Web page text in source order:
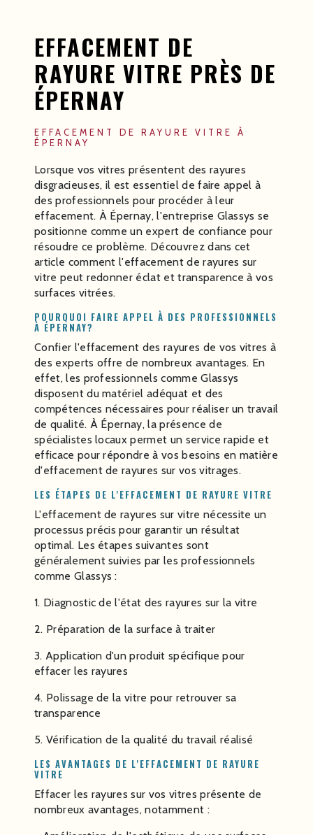
EFFACEMENT DE
RAYURE VITRE PRÈS DE
ÉPERNAY
EFFACEMENT DE RAYURE VITRE À
ÉPERNAY
Lorsque vos vitres présentent des rayures
disgracieuses, il est essentiel de faire appel à
des professionnels pour procéder à leur
effacement. À Épernay, l'entreprise Glassys se
positionne comme un expert de confiance pour
résoudre ce problème. Découvrez dans cet
article comment l'effacement de rayures sur
vitre peut redonner éclat et transparence à vos
surfaces vitrées.
POURQUOI FAIRE APPEL À DES PROFESSIONNELS
À ÉPERNAY?
Confier l'effacement des rayures de vos vitres à
des experts offre de nombreux avantages. En
effet, les professionnels comme Glassys
disposent du matériel adéquat et des
compétences nécessaires pour réaliser un travail
de qualité. À Épernay, la présence de
spécialistes locaux permet un service rapide et
efficace pour répondre à vos besoins en matière
d'effacement de rayures sur vos vitrages.
LES ÉTAPES DE L'EFFACEMENT DE RAYURE VITRE
L'effacement de rayures sur vitre nécessite un
processus précis pour garantir un résultat
optimal. Les étapes suivantes sont
généralement suivies par les professionnels
comme Glassys :
1. Diagnostic de l'état des rayures sur la vitre
2. Préparation de la surface à traiter
3. Application d'un produit spécifique pour
effacer les rayures
4. Polissage de la vitre pour retrouver sa
transparence
5. Vérification de la qualité du travail réalisé
LES AVANTAGES DE L'EFFACEMENT DE RAYURE
VITRE
Effacer les rayures sur vos vitres présente de
nombreux avantages, notamment :